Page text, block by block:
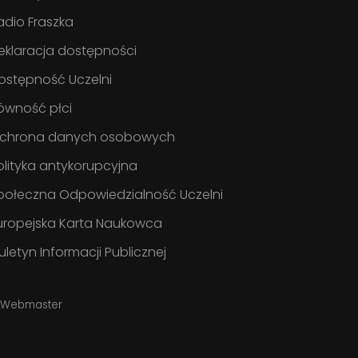
Fraszka
dostępności
Uczelni
płci
danych osobowych
antykorupcyjna
Odpowiedzialność Uczelni
Karta Naukowca
Informacji Publicznej
Webmaster